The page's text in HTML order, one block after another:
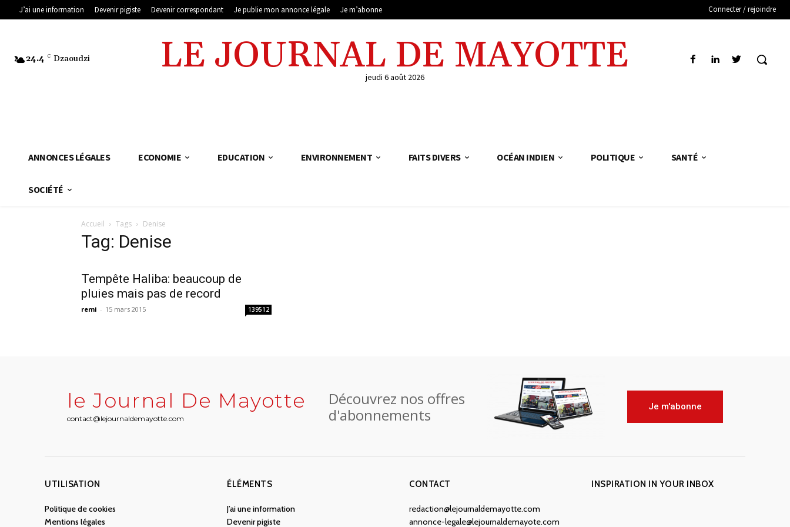
J’ai une information Devenir pigiste Devenir correspondant Je publie mon annonce légale Je m’abonne Connecter / rejoindre
24.4 C Dzaoudzi LE JOURNAL DE MAYOTTE
jeudi 6 août 2026
ANNONCES LÉGALES ECONOMIE EDUCATION ENVIRONNEMENT FAITS DIVERS OCÉAN INDIEN POLITIQUE SANTÉ
SOCIÉTÉ
Accueil Tags Denise
Tag: Denise
Tempête Haliba: beaucoup de
pluies mais pas de record
remi - 15 mars 2015 139512
le Journal De Mayotte
contact@lejournaldemayotte.com
Découvrez nos offres
d'abonnements
Je m'abonne
UTILISATION
Politique de cookies
Mentions légales
ÉLÉMENTS
J’ai une information
Devenir pigiste
CONTACT
redaction@lejournaldemayotte.com
annonce-legale@lejournaldemayote.com
INSPIRATION IN YOUR INBOX